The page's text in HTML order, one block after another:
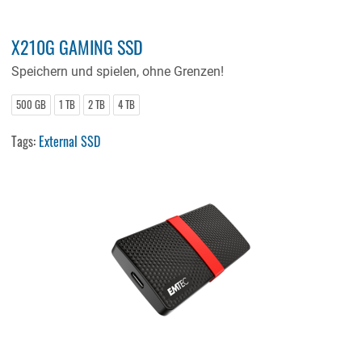
X210G GAMING SSD
Speichern und spielen, ohne Grenzen!
500 GB 1 TB 2 TB 4 TB
Tags: External SSD